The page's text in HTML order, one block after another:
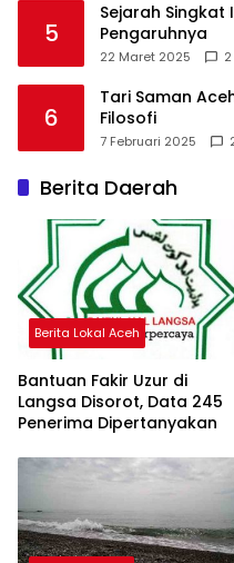
5
Sejarah Singkat
Pengaruhnya
22 Maret 2025 2
6
Tari Saman
Filosofi
7 Februari 2025
Berita Daerah
Berita Lokal Aceh
Bantuan Fakir Uzur di
Langsa Disorot, Data 245
Penerima Dipertanyakan